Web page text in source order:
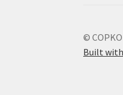
©
Built